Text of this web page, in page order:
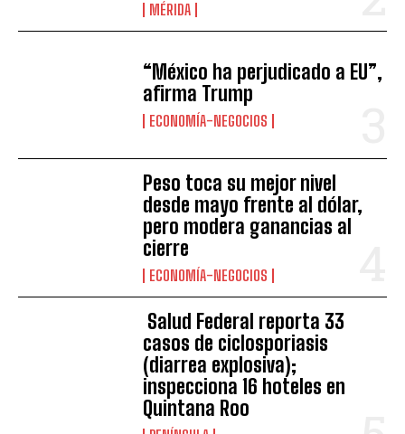
MÉRIDA
“México ha perjudicado a EU”,
afirma Trump
ECONOMÍA-NEGOCIOS
Peso toca su mejor nivel
desde mayo frente al dólar,
pero modera ganancias al
cierre
ECONOMÍA-NEGOCIOS
Salud Federal reporta 33
casos de ciclosporiasis
(diarrea explosiva);
inspecciona 16 hoteles en
Quintana Roo